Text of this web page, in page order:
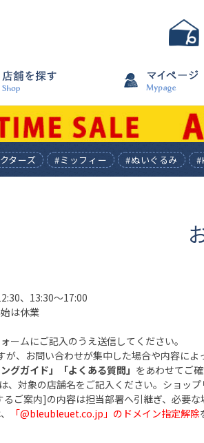
ターズ #ミッフィー #ぬいぐるみ
、13:30〜17:00
は休業
ームにご記入のうえ送信してください。
が、お問い合わせが集中した場合や内容に
グガイド」 「よくある質問」 をあわせてご確
、対象の店舗名をご記入ください。ショッ
ご案内]の内容は担当部署へ引継ぎ、必要
「@bleubleuet.co.jp」のドメイン指定解除